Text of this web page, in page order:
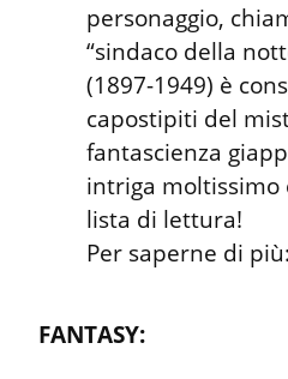
personaggio,
“sindaco della
(1897-1949) è
capostipiti del
fantascienza
intriga moltissimo
lista di lettura!
Per saperne di più:
FANTASY: